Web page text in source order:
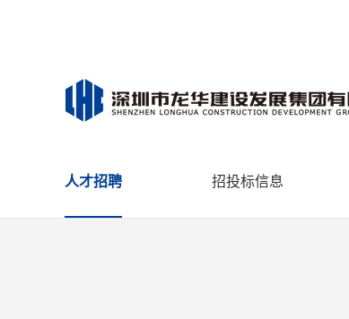
人才招聘 招投标信息